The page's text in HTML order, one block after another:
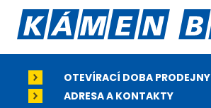
OTEVÍRACÍ DOBA PRODEJNY
ADRESA A KONTAKTY